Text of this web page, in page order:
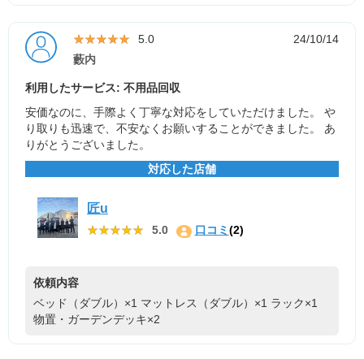
★★★★★
★★★★★ 5.0
24/10/14
藪内
利用したサービス: 不用品回収
安価なのに、手際よく丁寧な対応をしていただけました。 や
り取りも迅速で、不安なくお願いすることができました。 あ
りがとうございました。
対応した店舗
匠u
★★★★★
★★★★★ 5.0 口コミ(2)
依頼内容
ベッド（ダブル）×1 マットレス（ダブル）×1 ラック×1
物置・ガーデンデッキ×2